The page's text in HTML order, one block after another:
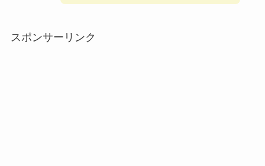
スポンサーリンク